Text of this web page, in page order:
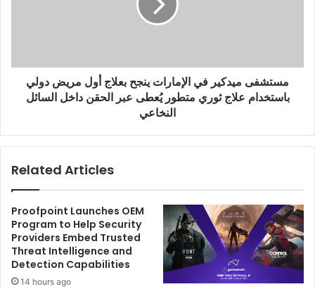
دولي
باستخدام
يُعطى
الحقن
النخاعي
مستشفى ميدكير في الإمارات ينجح بعلاج أول مريض دولي
باستخدام علاج ثوري متطور يُعطى عبر الحقن داخل السائل
النخاعي
Related Articles
Proofpoint Launches OEM
Program to Help Security
Providers Embed Trusted
Threat Intelligence and
Detection Capabilities
14 hours ago